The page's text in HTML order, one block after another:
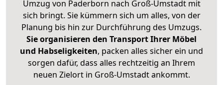
Umzug von Paderborn nach Groß-Umstadt mit
sich bringt. Sie kümmern sich um alles, von der
Planung bis hin zur Durchführung des Umzugs.
Sie organisieren den Transport Ihrer Möbel
und Habseligkeiten, packen alles sicher ein und
sorgen dafür, dass alles rechtzeitig an Ihrem
neuen Zielort in Groß-Umstadt ankommt.